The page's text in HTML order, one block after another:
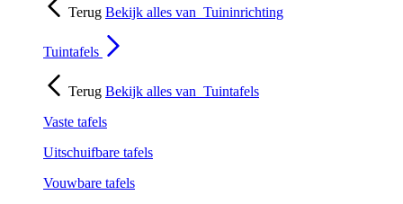
Terug Bekijk alles van Tuininrichting
Tuintafels
Terug Bekijk alles van Tuintafels
Vaste tafels
Uitschuifbare tafels
Vouwbare tafels